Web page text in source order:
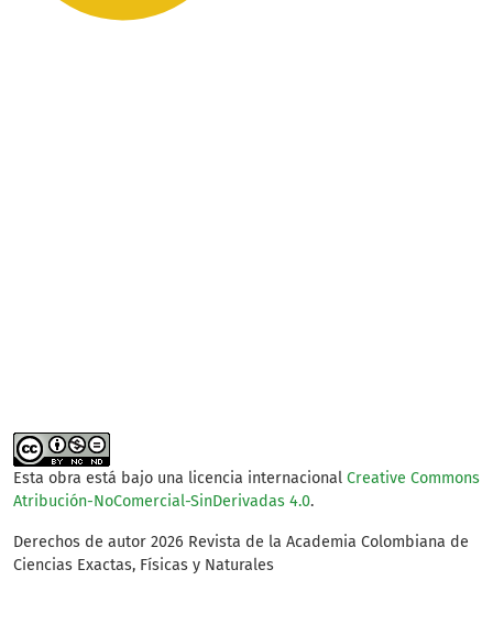
Esta obra está bajo una licencia internacional Creative Commons
Atribución-NoComercial-SinDerivadas 4.0.
Derechos de autor 2026 Revista de la Academia Colombiana de
Ciencias Exactas, Físicas y Naturales